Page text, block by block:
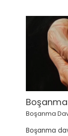
Boşanma
Boşanma